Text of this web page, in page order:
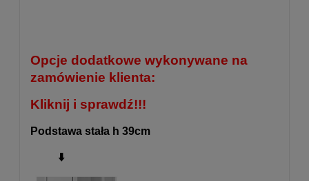
Opcje dodatkowe wykonywane na
zamówienie klienta:
Kliknij i sprawdź!!!
Podstawa stała h 39cm
⬇️